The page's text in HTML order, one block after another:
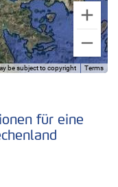
be subject to copyright Terms
für eine